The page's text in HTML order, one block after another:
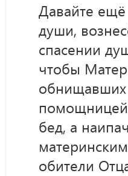
Давайте
души,
спасении
чтобы
помощницей
бед, а
обители